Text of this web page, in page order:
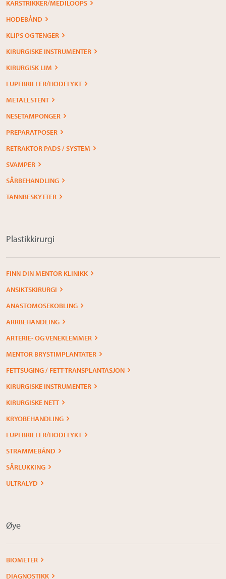
KARSTRIKKER/MEDILOOPS
HODEBÅND
KLIPS OG TENGER
KIRURGISKE INSTRUMENTER
KIRURGISK LIM
LUPEBRILLER/HODELYKT
METALLSTENT
NESETAMPONGER
PREPARATPOSER
RETRAKTOR PADS / SYSTEM
SVAMPER
SÅRBEHANDLING
TANNBESKYTTER
Plastikkirurgi
FINN DIN MENTOR KLINIKK
ANSIKTSKIRURGI
ANASTOMOSEKOBLING
ARRBEHANDLING
ARTERIE- OG VENEKLEMMER
MENTOR BRYSTIMPLANTATER
FETTSUGING / FETT-TRANSPLANTASJON
KIRURGISKE INSTRUMENTER
KIRURGISKE NETT
KRYOBEHANDLING
LUPEBRILLER/HODELYKT
STRAMMEBÅND
SÅRLUKKING
ULTRALYD
Øye
BIOMETER
DIAGNOSTIKK